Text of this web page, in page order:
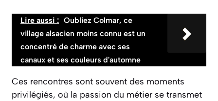
Lire aussi : Oubliez Colmar, ce
village alsacien moins connu est un
concentré de charme avec ses
canaux et ses couleurs d'automne
Ces rencontres sont souvent des moments
privilégiés, où la passion du métier se transmet